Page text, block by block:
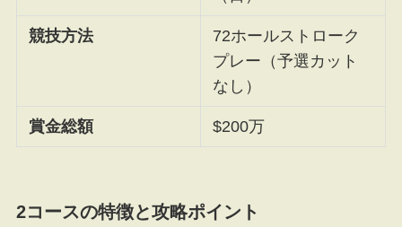
競技方法
72ホールストローク
プレー（予選カット
なし）
賞金総額 $200万
2コースの特徴と攻略ポイント